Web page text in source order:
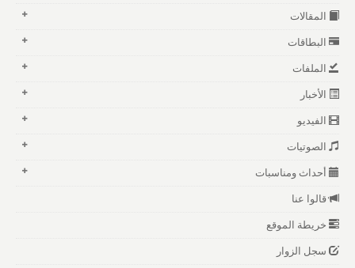
المقالات
البطاقات
الملفات
الأخبار
الفيديو
الصوتيات
أحداث ومناسبات
قالوا عنا
خريطة الموقع
سجل الزوار